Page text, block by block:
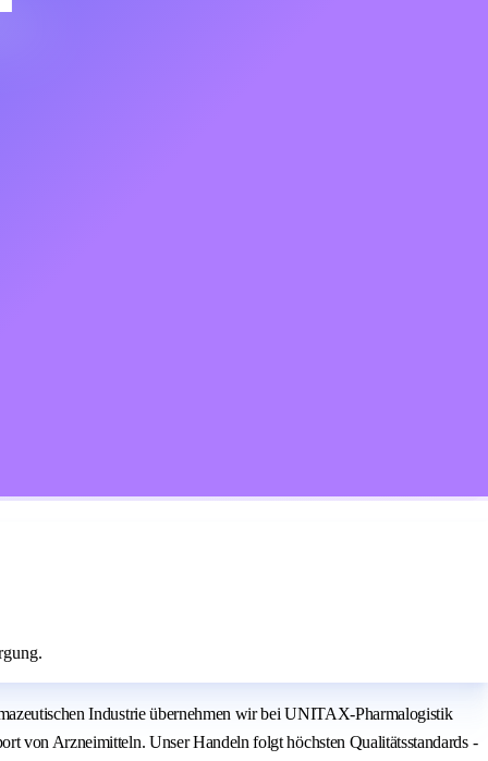
Industrie übernehmen wir bei UNITAX-Pharmalogistik
von Arzneimitteln. Unser Handeln folgt höchsten Qualitätsstandards -